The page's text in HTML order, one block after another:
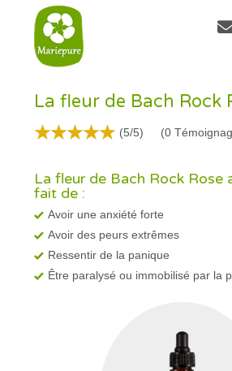
La fleur de Bach Rock
(5/5) (0
La fleur de Bach Rock Rose
fait de :
Avoir une anxiété forte
Avoir des peurs extrêmes
Ressentir de la panique
Être paralysé ou immobilisé par la